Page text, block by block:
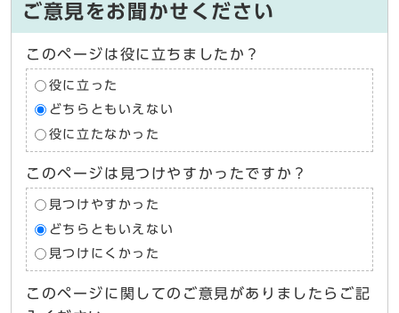
ご意見をお聞かせください
このページは役に立ちましたか？
役に立った
どちらともいえない
役に立たなかった
このページは見つけやすかったですか？
見つけやすかった
どちらともいえない
見つけにくかった
このページに関してのご意見がありましたらご記